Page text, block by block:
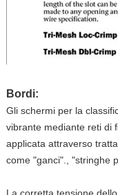
Bordi:
Gli schermi per la
vibrante mediante reti di
applicata attraverso
come "ganci"., "stringhe